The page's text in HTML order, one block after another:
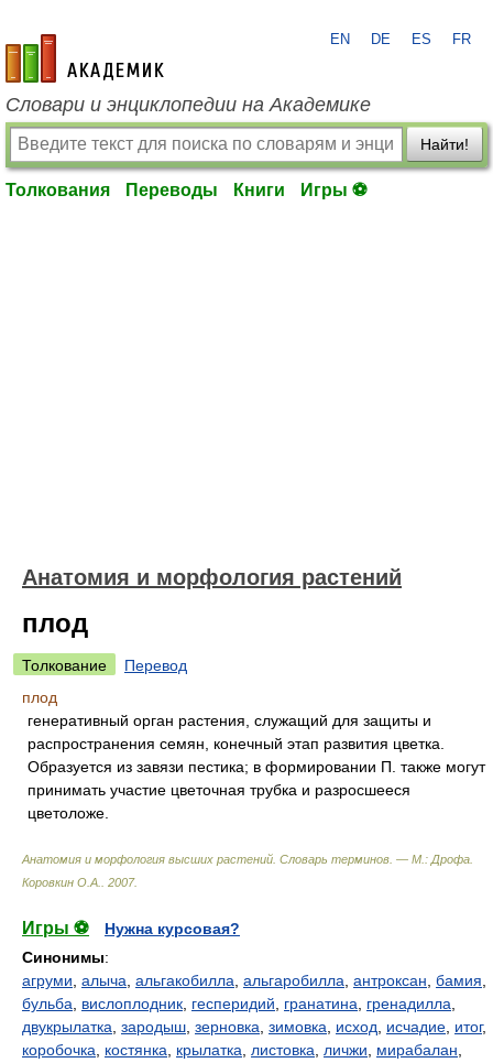
academic.ru
EN DE ES FR
Словари и энциклопедии на Академике
Найти!
Толкования Переводы Книги Игры ⚽
Анатомия и морфология растений
плод
Толкование
Перевод
плод
генеративный орган растения, служащий для защиты и
распространения семян, конечный этап развития цветка.
Образуется из завязи пестика; в формировании П. также могут
принимать участие цветочная трубка и разросшееся
цветоложе.
Анатомия и морфология высших растений. Словарь терминов. — М.: Дрофа
Коровкин О.А.
2007.
Игры ⚽
Нужна курсовая?
Синонимы:
агруми алыча альгакобилла альгаробилла антроксан бамия
бульба
вислоплодник гесперидий гранатина гренадилла
двукрылатка зародыш зерновка зимовка исход исчадие итог,
коробочка
костянка крылатка листовка личжи мирабалан